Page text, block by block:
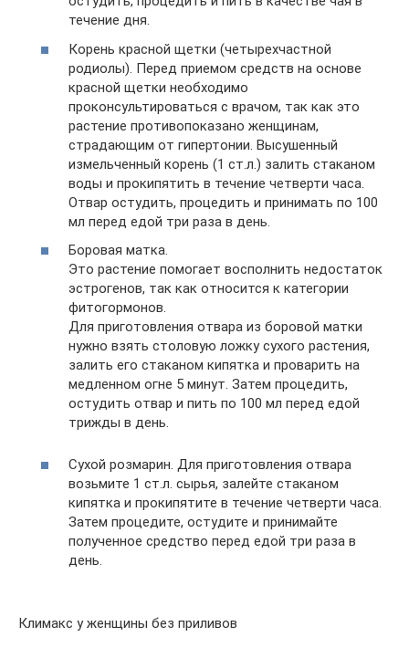
течение дня.
Корень красной щетки (четырехчастной
родиолы). Перед приемом средств на основе
красной щетки необходимо
проконсультироваться с врачом, так как это
растение противопоказано женщинам,
страдающим от гипертонии. Высушенный
измельченный корень (1 ст.л.) залить стаканом
воды и прокипятить в течение четверти часа.
Отвар остудить, процедить и принимать по 100
мл перед едой три раза в день.
Боровая матка.
Это растение помогает восполнить недостаток
эстрогенов, так как относится к категории
фитогормонов.
Для приготовления отвара из боровой матки
нужно взять столовую ложку сухого растения,
залить его стаканом кипятка и проварить на
медленном огне 5 минут. Затем процедить,
остудить отвар и пить по 100 мл перед едой
трижды в день.
Сухой розмарин. Для приготовления отвара
возьмите 1 ст.л. сырья, залейте стаканом
кипятка и прокипятите в течение четверти часа.
Затем процедите, остудите и принимайте
полученное средство перед едой три раза в
день.
Климакс у женщины без приливов